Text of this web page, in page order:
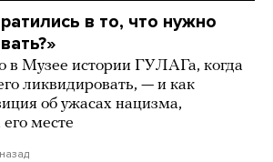
в то, что нужно
в Музее истории ГУЛАГа, когда
ликвидировать, — и как
об ужасах нацизма,
месте